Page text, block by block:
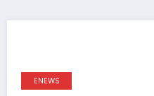
ENEWS